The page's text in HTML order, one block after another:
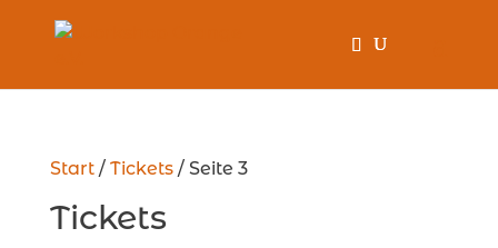
Start/ Tickets/ Seite 3
Tickets